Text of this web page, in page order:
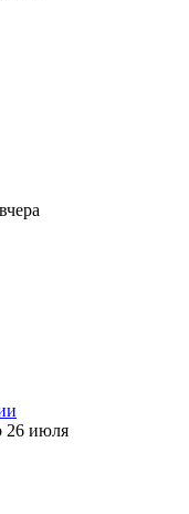
вчера
26 июля